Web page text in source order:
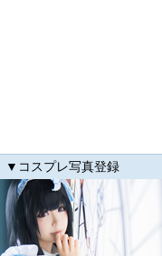
▼コスプレ写真登録